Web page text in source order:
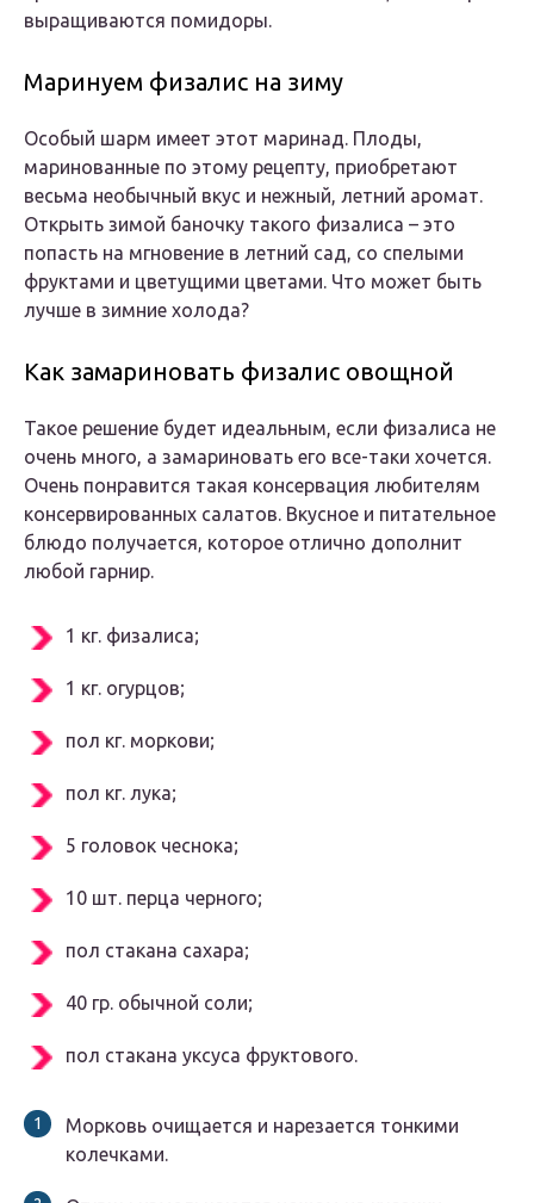
выращиваются помидоры.
Маринуем физалис на зиму
Особый шарм имеет этот маринад. Плоды,
маринованные по этому рецепту, приобретают
весьма необычный вкус и нежный, летний аромат.
Открыть зимой баночку такого физалиса – это
попасть на мгновение в летний сад, со спелыми
фруктами и цветущими цветами. Что может быть
лучше в зимние холода?
Как замариновать физалис овощной
Такое решение будет идеальным, если физалиса не
очень много, а замариновать его все-таки хочется.
Очень понравится такая консервация любителям
консервированных салатов. Вкусное и питательное
блюдо получается, которое отлично дополнит
любой гарнир.
1 кг. физалиса;
1 кг. огурцов;
пол кг. моркови;
пол кг. лука;
5 головок чеснока;
10 шт. перца черного;
пол стакана сахара;
40 гр. обычной соли;
пол стакана уксуса фруктового.
Морковь очищается и нарезается тонкими
колечками.